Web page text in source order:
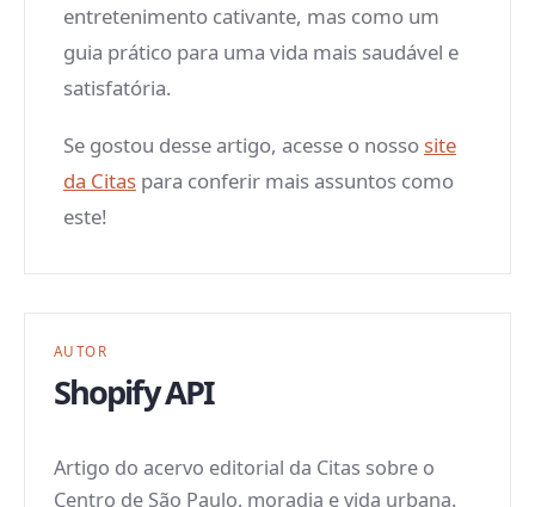
entretenimento cativante, mas como um
guia prático para uma vida mais saudável e
satisfatória.
Se gostou desse artigo, acesse o nosso site
da Citas para conferir mais assuntos como
este!
AUTOR
Shopify API
Artigo do acervo editorial da Citas sobre o
Centro de São Paulo, moradia e vida urbana.